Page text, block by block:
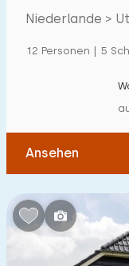
Ferienwohnung
Kindermöbel
Eingezäunter
Spielgeräte im
Hallenbad
Utrechtse
Niederlande >
12 Personen | 5
Ansehen